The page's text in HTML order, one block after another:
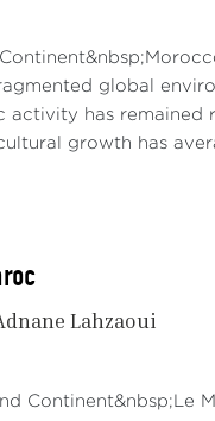
global
activity has remained
growth has
Lahzaoui
Continent&nbsp;Le